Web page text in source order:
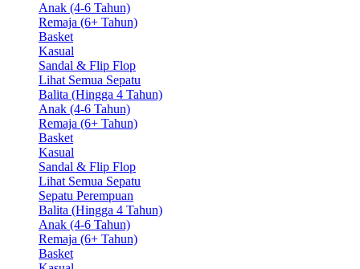
Anak (4-6 Tahun)
Remaja (6+ Tahun)
Basket
Kasual
Sandal & Flip Flop
Lihat Semua Sepatu
Balita (Hingga 4 Tahun)
Anak (4-6 Tahun)
Remaja (6+ Tahun)
Basket
Kasual
Sandal & Flip Flop
Lihat Semua Sepatu
Sepatu Perempuan
Balita (Hingga 4 Tahun)
Anak (4-6 Tahun)
Remaja (6+ Tahun)
Basket